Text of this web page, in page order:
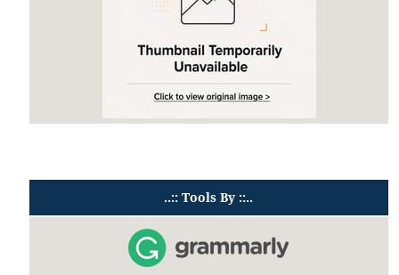
..:: Tools By ::..